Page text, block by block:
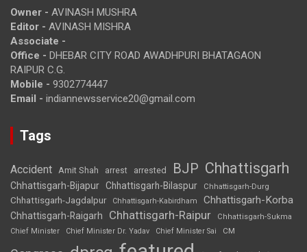
Owner - AVINASH MUSHRA
Editor - AVINASH MISHRA
Associate -
Office - DHEBAR CITY ROAD AWADHPURI BHATAGAON
RAIPUR C.G.
Mobile - 9302774447
Email - indiannewsservice20@gmail.com
Tags
Accident Amit Shah arrest arrested BJP Chhattisgarh
Chhattisgarh-Bijapur Chhattisgarh-Bilaspur Chhattisgarh-Durg
Chhattisgarh-Jagdalpur Chhattisgarh-Kabirdham Chhattisgarh-Korba
Chhattisgarh-Raigarh Chhattisgarh-Raipur
Chhattisgarh-Sukma
Chief Minister
Chief Minister Dr. Yadav Chief Minister Sai CM